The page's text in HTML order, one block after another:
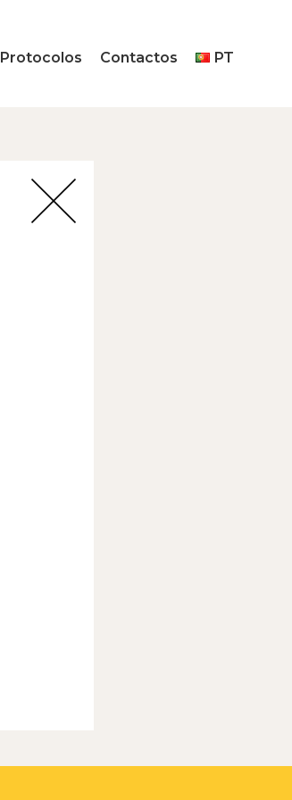
Protocolos Contactos PT